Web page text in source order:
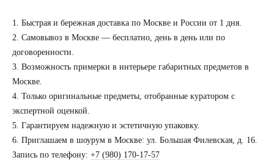
1. Быстрая и бережная доставка по Москве и России от 1 дня.
2. Самовывоз в Москве — бесплатно, день в день или по
договоренности.
3. Возможность примерки в интерьере габаритных предметов в
Москве.
4. Только оригинальные предметы, отобранные куратором с
экспертной оценкой.
5. Гарантируем надежную и эстетичную упаковку.
6. Приглашаем в шоурум в Москве: ул. Большая Филевская, д. 16.
Запись по телефону: +7 (980) 170-17-57
Вы можете
Посещение только
договоренности